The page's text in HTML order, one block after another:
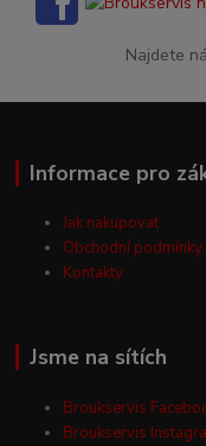
Najdete
Informace pro
Jak nakupovat
Obchodní podmínky
Kontakty
Jsme na sítích
Broukservis
Broukservis